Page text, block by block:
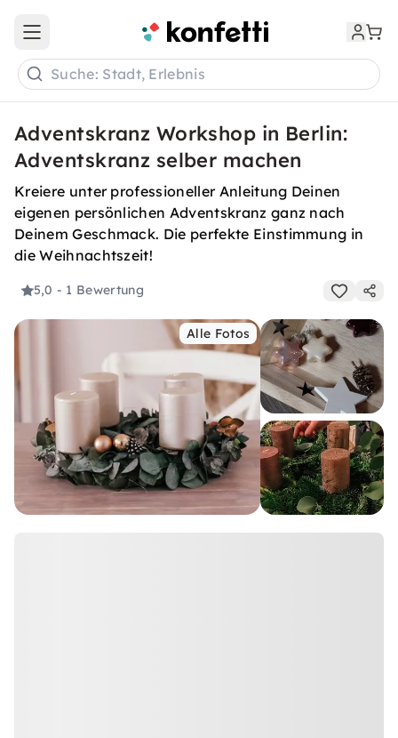
Open main menu
Suche: Stadt, Erlebnis
Adventskranz Workshop in Berlin:
Adventskranz selber machen
Kreiere unter professioneller Anleitung Deinen
eigenen persönlichen Adventskranz ganz nach
Deinem Geschmack. Die perfekte Einstimmung in
die Weihnachtszeit!
5,0 - 1 Bewertung
Alle Fotos